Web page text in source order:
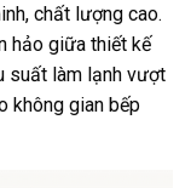
chất lượng cao.
hảo giữa thiết kế
suất làm lạnh vượt
không gian bếp